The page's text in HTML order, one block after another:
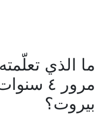
ما الذي
مرور ٤
بيروت؟